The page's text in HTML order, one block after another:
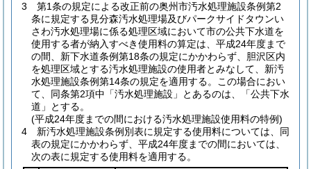
3
第1条の規定による改正前の奥州市汚水処理施設条例第2
条に規定する見分森汚水処理場及びパークサイドタウンい
さわ汚水処理場に係る処理区域において市の公共下水道を
使用する者が納入すべき使用料の算定は、平成24年度まで
の間、新下水道条例第18条の規定にかかわらず、胆沢区内
を処理区域とする汚水処理施設の使用者とみなして、新汚
水処理施設条例第14条の規定を適用する。
この場合におい
て、同条第2項中「汚水処理施設」とあるのは、「公共下水
道」とする。
(平成24年度までの間における汚水処理施設使用料の特例)
4
新汚水処理施設条例別表に規定する使用料については、同
表の規定にかかわらず、平成24年度までの間においては、
次の表に規定する使用料を適用する。